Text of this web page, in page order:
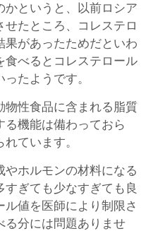
かというと、以前ロシア
たところ、コレステロ
果があったためだといわ
食べるとコレステロール
たようです。
物性食品に含まれる脂質
る機能は備わっておら
ています。
やホルモンの材料になる
ぎても少なすぎても良
ル値を医師により制限さ
る分には問題ありませ